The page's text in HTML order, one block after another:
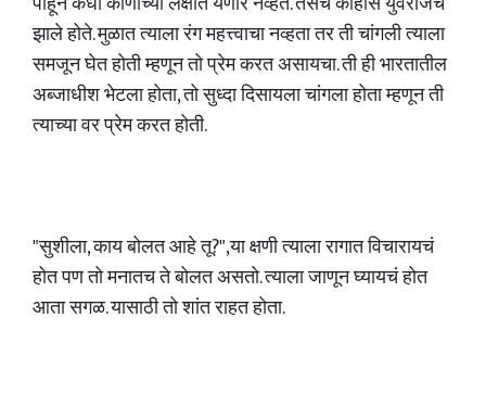
झाले होते. मुळात त्याला रंग महत्त्वाचा नव्हता तर ती चांगली त्याला
समजून घेत होती म्हणून तो प्रेम करत असायचा. ती ही भारतातील
अब्जाधीश भेटला होता, तो सुध्दा दिसायला चांगला होता म्हणून ती
त्याच्या वर प्रेम करत होती.
"सुशीला, काय बोलत आहे तू?",या क्षणी त्याला रागात विचारायचं
होत पण तो मनातच ते बोलत असतो. त्याला जाणून घ्यायचं होत
आता सगळ. यासाठी तो शांत राहत होता.